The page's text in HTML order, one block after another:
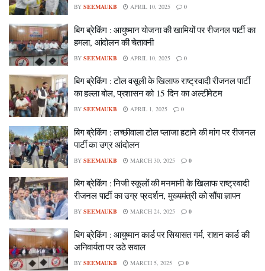
BY SEEMAUKB APRIL 10, 2025 0
बिग ब्रेकिंग : आयुष्मान योजना की खामियों पर रीजनल पार्टी का
हमला, आंदोलन की चेतावनी
BY SEEMAUKB APRIL 10, 2025 0
बिग ब्रेकिंग : टोल वसूली के खिलाफ राष्ट्रवादी रीजनल पार्टी
का हल्ला बोल, प्रशासन को 15 दिन का अल्टीमेटम
BY SEEMAUKB APRIL 1, 2025 0
बिग ब्रेकिंग : लच्छीवाला टोल प्लाजा हटाने की मांग पर रीजनल
पार्टी का उग्र आंदोलन
BY SEEMAUKB MARCH 30, 2025 0
बिग ब्रेकिंग : निजी स्कूलों की मनमानी के खिलाफ राष्ट्रवादी
रीजनल पार्टी का उग्र प्रदर्शन, मुख्यमंत्री को सौंपा ज्ञापन
BY SEEMAUKB MARCH 24, 2025 0
बिग ब्रेकिंग : आयुष्मान कार्ड पर सियासत गर्म, राशन कार्ड की
अनिवार्यता पर उठे सवाल
BY SEEMAUKB MARCH 5, 2025 0